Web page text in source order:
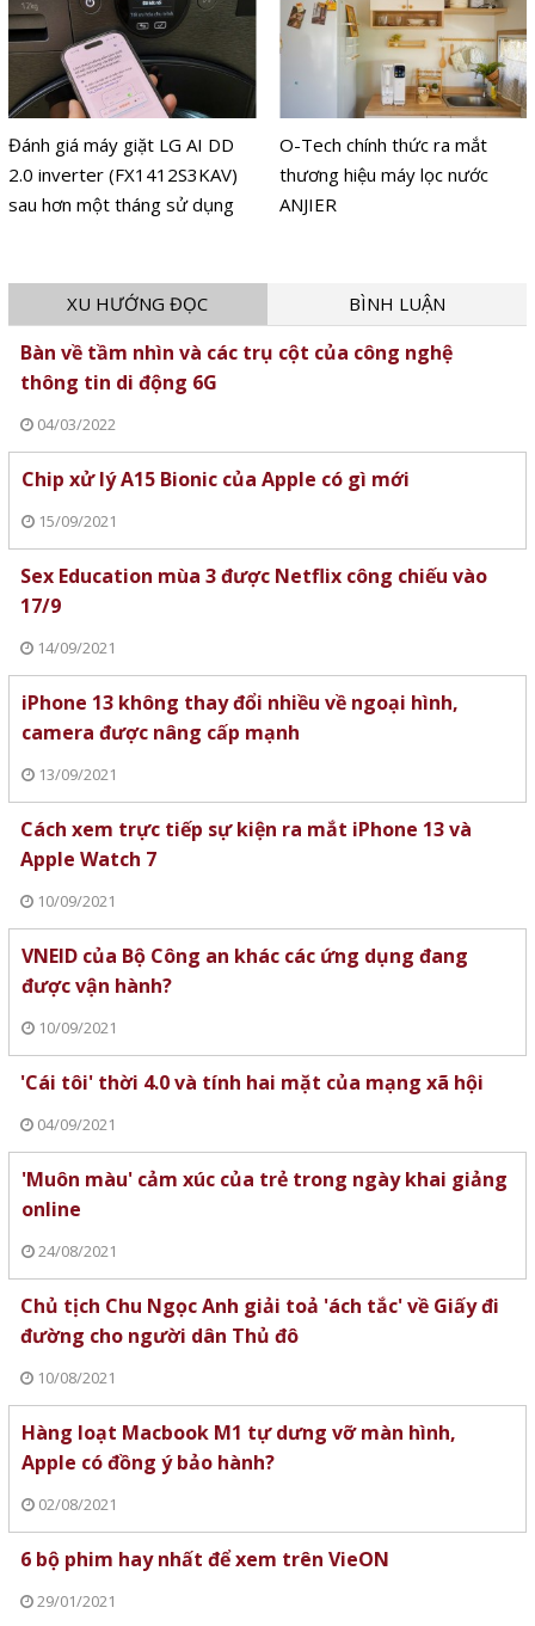
Đánh giá máy giặt LG AI DD
2.0 inverter (FX1412S3KAV)
sau hơn một tháng sử dụng
O-Tech chính thức ra mắt
thương hiệu máy lọc nước
ANJIER
XU HƯỚNG ĐỌC BÌNH LUẬN
Bàn về tầm nhìn và các trụ cột của công nghệ
thông tin di động 6G
04/03/2022
Chip xử lý A15 Bionic của Apple có gì mới
15/09/2021
Sex Education mùa 3 được Netflix công chiếu vào
17/9
14/09/2021
iPhone 13 không thay đổi nhiều về ngoại hình,
camera được nâng cấp mạnh
13/09/2021
Cách xem trực tiếp sự kiện ra mắt iPhone 13 và
Apple Watch 7
10/09/2021
VNEID của Bộ Công an khác các ứng dụng đang
được vận hành?
10/09/2021
'Cái tôi' thời 4.0 và tính hai mặt của mạng xã hội
04/09/2021
'Muôn màu' cảm xúc của trẻ trong ngày khai giảng
online
24/08/2021
Chủ tịch Chu Ngọc Anh giải toả 'ách tắc' về Giấy đi
đường cho người dân Thủ đô
10/08/2021
Hàng loạt Macbook M1 tự dưng vỡ màn hình,
Apple có đồng ý bảo hành?
02/08/2021
6 bộ phim hay nhất để xem trên VieON
29/01/2021